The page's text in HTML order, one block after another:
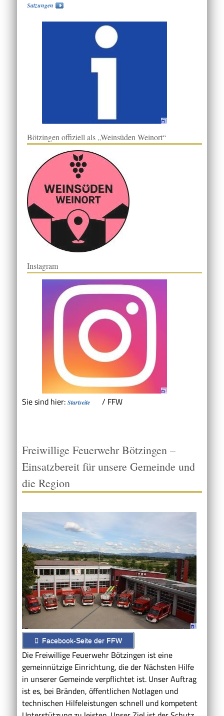
Satzungen
Bötzingen offiziell als „Weinsüden Weinort“
Instagram
Sie sind hier: Startseite / FFW
Freiwillige Feuerwehr Bötzingen –
Einsatzbereit für unsere Gemeinde und
die Region
Facebook-Seite der FFW
Die Freiwillige Feuerwehr Bötzingen ist eine
gemeinnützige Einrichtung, die der Nächsten Hilfe
in unserer Gemeinde verpflichtet ist. Unser Auftrag
ist es, bei Bränden, öffentlichen Notlagen und
technischen Hilfeleistungen schnell und kompetent